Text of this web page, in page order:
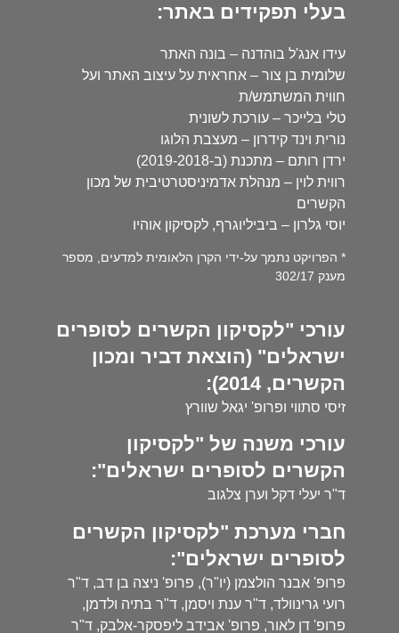
בעלי תפקידים באתר:
עידו אנג'ל בוהדנה – בונה האתר
שלומית בן צור – אחראית על עיצוב האתר ועל
חווית המשתמש/ת
טלי בלייכר – עורכת לשונית
נורית וינד קידרון – מעצבת הלוגו
ירדן רותם – מתכנת (ב-2019-2018)
רווית לוין – מנהלת אדמיניסטרטיבית של מכון
הקשרים
יוסי גלרון – ביביליוגרף, לקסיקון אוהיו
* הפרויקט נתמך על-ידי הקרן הלאומית למדעים, מספר
מענק 302/17
עורכי "לקסיקון הקשרים לסופרים
ישראלים" (הוצאת דביר ומכון
הקשרים, 2014):
זיסי סתווי ופרופ' יגאל שוורץ
עורכי משנה של "לקסיקון
הקשרים לסופרים ישראלים":
ד"ר יעלי דקל וערן צלגוב
חברי מערכת "לקסיקון הקשרים
לסופרים ישראלים":
פרופ' אבנר הולצמן (יו"ר), פרופ' ניצה בן דב, ד"ר
רועי גרינוולד, ד"ר ענת ויסמן, ד"ר בתיה ולדמן,
פרופ' דן לאור, פרופ' אבידב ליפסקר-אלבק, ד"ר